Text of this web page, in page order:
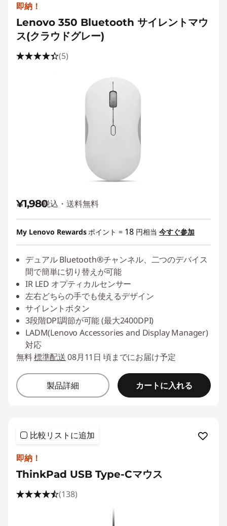
即納！
Lenovo 350 Bluetooth サイレントマウ
ス(クラウドグレー)
(5)
¥1,980税込・送料無料
My Lenovo Rewardsポイント = 18 円相当 今すぐ参加
デュアル Bluetooth®チャンネル、二つのデバイス
間で簡単に切り替えが可能
IR LED オプティカルセンサー
左右どちらの手でも使えるデザイン
サイレントボタン
3段階DPI調節が可能 (最大2400DPI)
LADM(Lenovo Accessories and Display Manager)
対応
無料標準配送08月11日 頃までにお届け予定
製品詳細 カートに入れる
比較リストに追加
即納！
ThinkPad USB Type-Cマウス
(138)